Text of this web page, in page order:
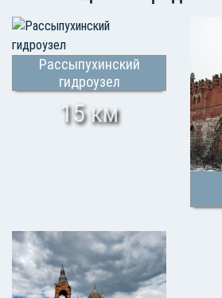
Рассыпухинский
гидроузел
15 км